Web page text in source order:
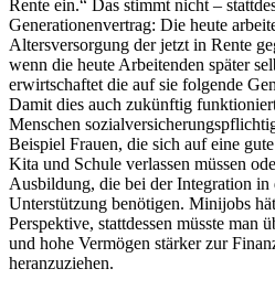
Rente ein.“ Das stimmt nicht –
Generationenvertrag: Die heute
Altersversorgung der jetzt in Rente
wenn die heute Arbeitenden später
erwirtschaftet die auf sie folgende
Damit dies auch zukünftig
Menschen
Beispiel Frauen, die sich auf eine
Kita und Schule verlassen müssen
Ausbildung, die bei der Integration in
Unterstützung benötigen. Minijobs
Perspektive, stattdessen müsste man
und hohe Vermögen stärker zur
heranzuziehen.